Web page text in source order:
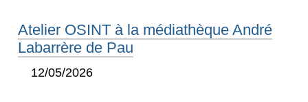
Atelier OSINT à la médiathèque André
Labarrère de Pau
12/05/2026